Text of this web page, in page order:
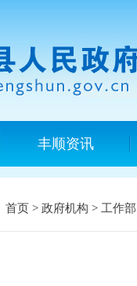
丰顺资讯
首页 > 政府机构 > 工作部